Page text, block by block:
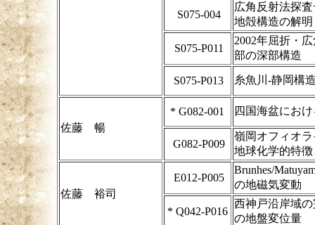
S075-004
広角反射法探
地殻構造の解明
S075-P011
2002年屈折・
部の深部構造
S075-P013 糸魚川-静岡構
佐藤 暢
* G082-001 四国海盆にお
G082-P009
嶺岡オフィオ
地球化学的特
佐藤 裕司
E012-P005
Brunhes/
の地磁気変動
* Q042-P016
西神戸沿岸域
の地盤変位量